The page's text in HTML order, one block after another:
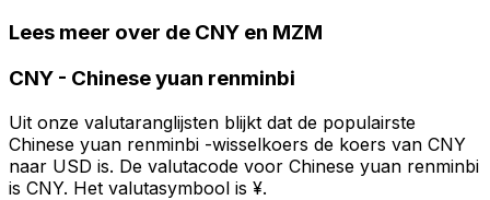
Lees meer over de CNY en MZM
CNY - Chinese yuan renminbi
Uit onze valutaranglijsten blijkt dat de populairste
Chinese yuan renminbi -wisselkoers de koers van CNY
naar USD is. De valutacode voor Chinese yuan renminbi
is CNY. Het valutasymbool is ¥.